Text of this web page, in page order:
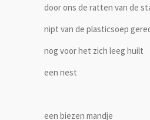
door ons de ratten van de
nipt van de plasticsoep
nog voor het zich leeg huilt
een nest
een biezen mandje